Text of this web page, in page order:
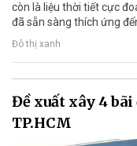
còn là liệu thời tiết cực
đã sẵn sàng thích ứng
Đô thị xanh
Đề xuất xây 4
TP.HCM